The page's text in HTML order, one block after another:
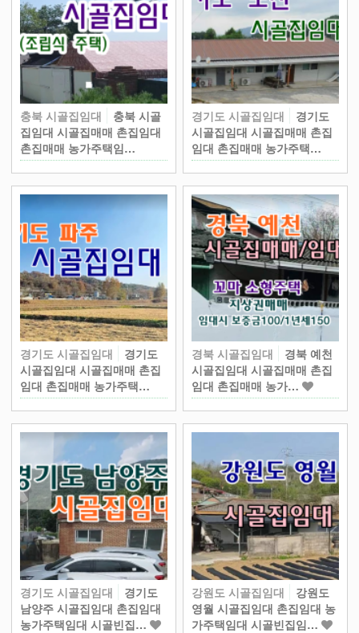
충북 시골집임대
충북 시골
집임대 시골집매매 촌집임대
촌집매매 농가주택임…
경기도 시골집임대
경기도
시골집임대 시골집매매 촌집
임대 촌집매매 농가주택…
경기도 시골집임대
경기도
시골집임대 시골집매매 촌집
임대 촌집매매 농가주택…
경북 시골집임대
경북 예천
시골집임대 시골집매매 촌집
임대 촌집매매 농가…
경기도 시골집임대
경기도
남양주 시골집임대 촌집임대
농가주택임대 시골빈집…
강원도 시골집임대
강원도
영월 시골집임대 촌집임대 농
가주택임대 시골빈집임…